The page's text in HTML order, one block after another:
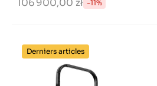
106 900,00 zł -11%
Derniers articles